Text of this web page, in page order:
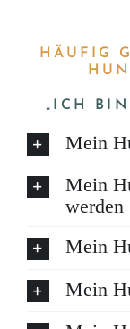
HÄUFIG
„ICH
Mein
Mein
werden
Mein
Mein